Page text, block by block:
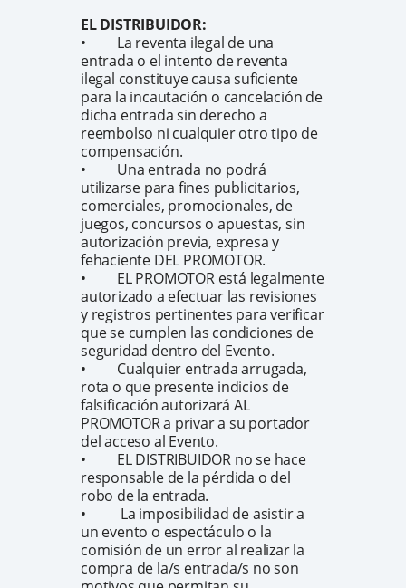
EL DISTRIBUIDOR:
• La reventa ilegal de una
entrada o el intento de reventa
ilegal constituye causa suficiente
para la incautación o cancelación de
dicha entrada sin derecho a
reembolso ni cualquier otro tipo de
compensación.
• Una entrada no podrá
utilizarse para fines publicitarios,
comerciales, promocionales, de
juegos, concursos o apuestas, sin
autorización previa, expresa y
fehaciente DEL PROMOTOR.
• EL PROMOTOR está legalmente
autorizado a efectuar las revisiones
y registros pertinentes para verificar
que se cumplen las condiciones de
seguridad dentro del Evento.
• Cualquier entrada arrugada,
rota o que presente indicios de
falsificación autorizará AL
PROMOTOR a privar a su portador
del acceso al Evento.
• EL DISTRIBUIDOR no se hace
responsable de la pérdida o del
robo de la entrada.
• La imposibilidad de asistir a
un evento o espectáculo o la
comisión de un error al realizar la
compra de la/s entrada/s no son